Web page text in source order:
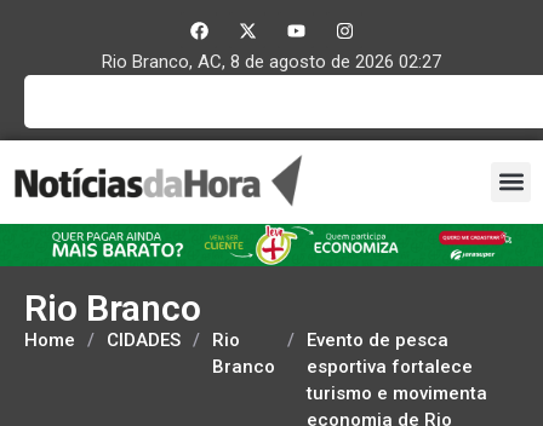
Rio Branco, AC, 8 de agosto de 2026 02:27
Rio Branco
Home / CIDADES /
Rio
Branco
/
Evento de pesca
esportiva fortalece
turismo e movimenta
economia de Rio